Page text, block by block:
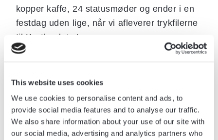
This website uses cookies
We use cookies to personalise content and ads, to
provide social media features and to analyse our traffic.
We also share information about your use of our site with
our social media, advertising and analytics partners who
kopper kaffe, 24 statusmøder og ender i en
festdag uden lige, når vi afleverer trykfilerne
til Kystlandets team.